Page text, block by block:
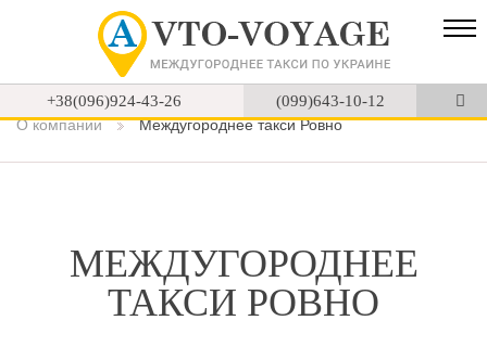
+38(096)924-43-26
(099)643-10-12
О компании
Междугороднее такси Ровно
МЕЖДУГОРОДНЕЕ
ТАКСИ РОВНО